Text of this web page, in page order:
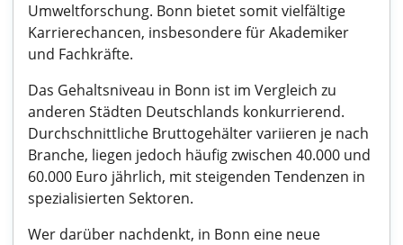
Umweltforschung. Bonn bietet somit vielfältige
Karrierechancen, insbesondere für Akademiker
und Fachkräfte.
Das Gehaltsniveau in Bonn ist im Vergleich zu
anderen Städten Deutschlands konkurrierend.
Durchschnittliche Bruttogehälter variieren je nach
Branche, liegen jedoch häufig zwischen 40.000 und
60.000 Euro jährlich, mit steigenden Tendenzen in
spezialisierten Sektoren.
Wer darüber nachdenkt, in Bonn eine neue